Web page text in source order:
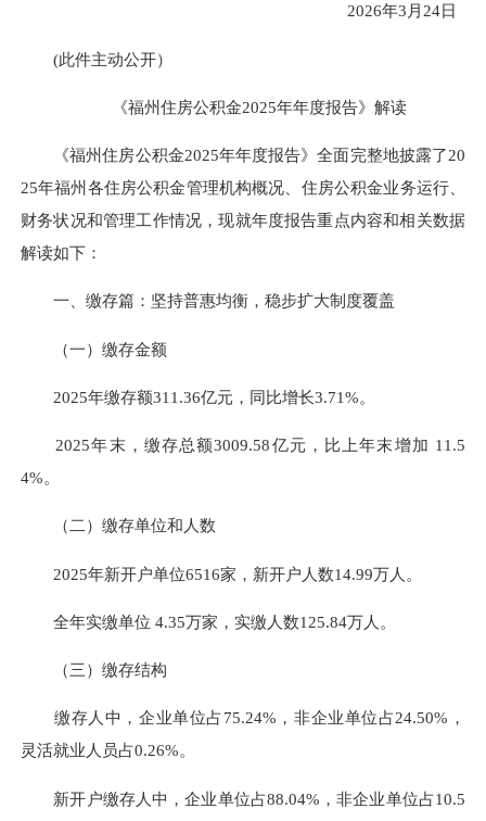
2026年3月 24日
(此件主动公开）
《福州住房公积金2025年年度报告》解读
《福州住房公积金2025年年度报告》全面完整地披露了20
25年福州 各住房公积金管理机构概况、住房公积金业务运行、
财务状况和管理工作情况，现就年度报告重点内容和相关数据
解读如下：
一、 缴存篇：坚持普惠均衡，稳步扩大制度覆盖
（一）缴存金额
2025年缴存额311.36亿元，同比增长3.71%。
2025年末，缴存总额3009.58亿元，比上年末增加 11.5
4%。
（二）缴存单位和人数
2025年新开户单位6516家，新开户人数14.99万人。
全年实缴单位 4.35万家，实缴人数125.84万人。
（三）缴存结构
缴存人中，企业单位占75.24%，非企业单位占24.50%，
灵活就业人员占0.26%。
新开户缴存人中，企业单位占88.04%，非企业单位占10.5